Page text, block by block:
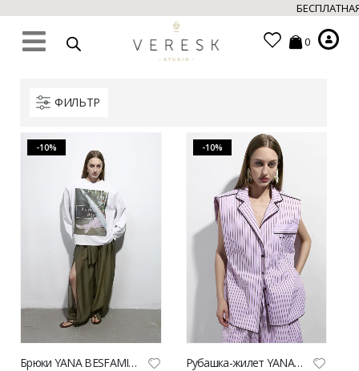
БЕСПЛАТНАЯ
0
ФИЛЬТР
-10%
Брюки YANA BESFAMILNAYA Кава зеленого цвета | VERESK studio
-10%
Рубашка-жилет YANA BESFAMILNAYA пижамная розового цвета | VERESK studio